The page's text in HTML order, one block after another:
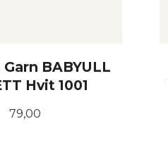
BABYULL
Hvit 1001
Pris
79,00